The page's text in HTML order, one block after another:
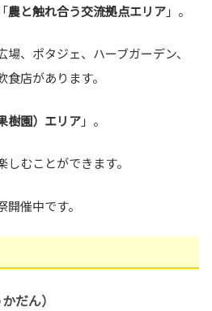
農と触れ合う交流拠点エリア」。
、ポタジェ、ハーブガーデン、
店があります。
樹園）エリア」。
しむことができます。
催中です。
だん）